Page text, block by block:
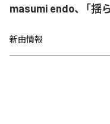
masumi endo、「揺
新曲情報